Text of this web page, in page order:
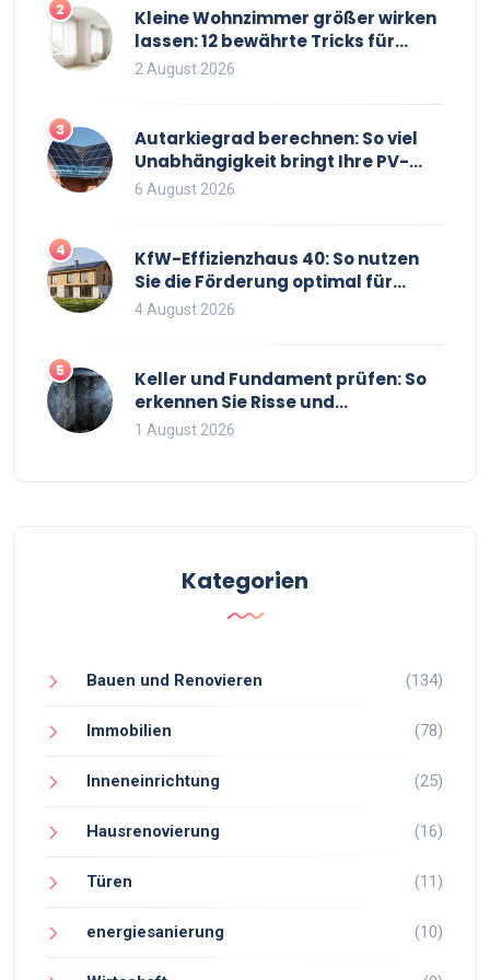
2
Kleine Wohnzimmer größer wirken
lassen: 12 bewährte Tricks für
mehr Raumgefühl
2 August 2026
3
Autarkiegrad berechnen: So viel
Unabhängigkeit bringt Ihre PV-
Anlage mit Speicher
6 August 2026
4
KfW-Effizienzhaus 40: So nutzen
Sie die Förderung optimal für
Neubau und Sanierung
4 August 2026
5
Keller und Fundament prüfen: So
erkennen Sie Risse und
Feuchtigkeit bei
1 August 2026
Kategorien
Bauen und Renovieren (134)
Immobilien (78)
Inneneinrichtung (25)
Hausrenovierung (16)
Türen (11)
energiesanierung (10)